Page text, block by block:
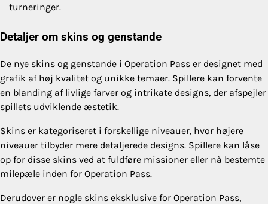
turneringer.
Detaljer om skins og genstande
De nye skins og genstande i Operation Pass er designet med
grafik af høj kvalitet og unikke temaer. Spillere kan forvente
en blanding af livlige farver og intrikate designs, der afspejler
spillets udviklende æstetik.
Skins er kategoriseret i forskellige niveauer, hvor højere
niveauer tilbyder mere detaljerede designs. Spillere kan låse
op for disse skins ved at fuldføre missioner eller nå bestemte
milepæle inden for Operation Pass.
Derudover er nogle skins eksklusive for Operation Pass,